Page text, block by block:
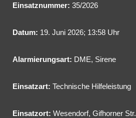
Einsatznummer: 35/2026
Datum: 19. Juni 2026; 13:58 Uhr
Alarmierungsart: DME, Sirene
Einsatzart: Technische Hilfeleistung
Einsatzort: Wesendorf, Gifhorner Str.